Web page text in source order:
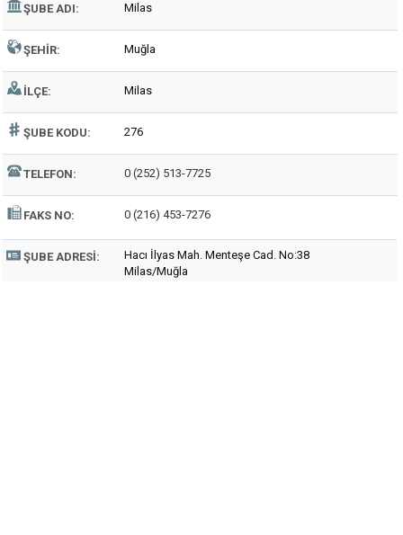
ŞUBE ADI: Milas
ŞEHIR: Muğla
İLÇE: Milas
ŞUBE KODU: 276
TELEFON: 0 (252) 513-7725
FAKS NO: 0 (216) 453-7276
ŞUBE ADRESI:
Hacı İlyas Mah. Menteşe Cad. No:38
Milas/Muğla